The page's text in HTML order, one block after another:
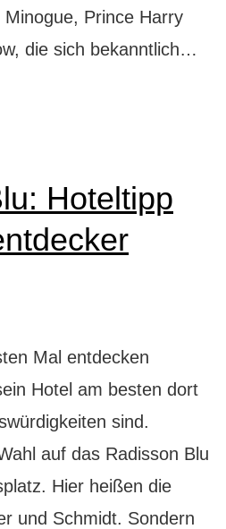
Prince Harry
die sich bekanntlich…
Hoteltipp
Mal entdecken
Hotel am besten dort
sind.
auf das Radisson Blu
Hier heißen die
und Schmidt. Sondern